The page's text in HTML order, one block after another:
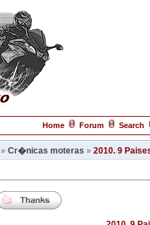
Home Forum Search
» Cr�nicas moteras » 2010. 9